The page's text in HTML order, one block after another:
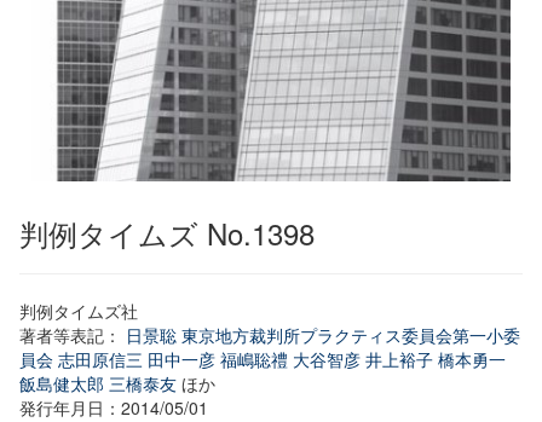
判例タイムズ No.1398
判例タイムズ社
著者等表記： 日景聡 東京地方裁判所プラクティス委員会第一小委
員会 志田原信三 田中一彦 福嶋聡禮 大谷智彦 井上裕子 橋本勇一
飯島健太郎 三橋泰友 ほか
発行年月日：2014/05/01